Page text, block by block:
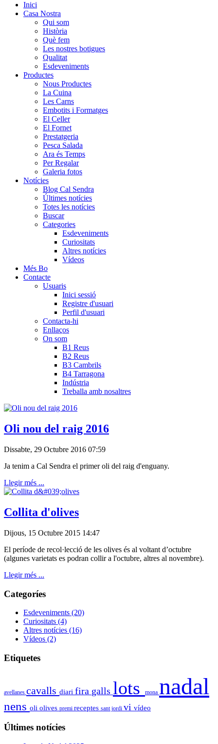
Inici
Casa Nostra
Qui som
Història
Què fem
Les nostres botigues
Qualitat
Esdeveniments
Productes
Nous Productes
La Cuina
Les Carns
Embotits i Formatges
El Celler
El Fornet
Prestatgeria
Pesca Salada
Ara és Temps
Per Regalar
Galeria fotos
Notícies
Blog Cal Sendra
Últimes notícies
Totes les notícies
Buscar
Categories
Esdeveniments
Curiositats
Altres notícies
Vídeos
Més Bo
Contacte
Usuaris
Inici sessió
Registre d'usuari
Perfil d'usuari
Contacta-hi
Enllaços
On som
B1 Reus
B2 Reus
B3 Cambrils
B4 Tarragona
Indústria
Treballa amb nosaltres
Oli nou del raig 2016
Dissabte, 29 Octubre 2016 07:59
Ja tenim a Cal Sendra el primer oli del raig d'enguany.
Llegir més ...
Collita d'olives
Dijous, 15 Octubre 2015 14:47
El període de recol·lecció de les olives és al voltant d’octubre
(algunes varietats es podran collir a l'octubre, altres al novembre).
Llegir més ...
Categoríes
Esdeveniments (20)
Curiositats (4)
Altres notícies (16)
Vídeos (2)
Etiquetes
avellanes cavalls diari fira galls lots mona nadal
nens oli olives premi receptes sant jordi vi vídeo
Últimes notícies